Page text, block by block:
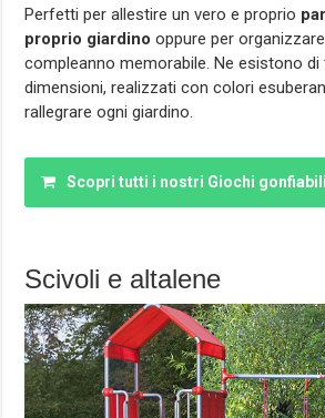
Perfetti per allestire un vero e proprio
proprio giardino oppure per
compleanno memorabile. Ne esistono
dimensioni, realizzati con colori
rallegrare ogni giardino.
Scopri tutti i nostri Giochi
Scivoli e altalene